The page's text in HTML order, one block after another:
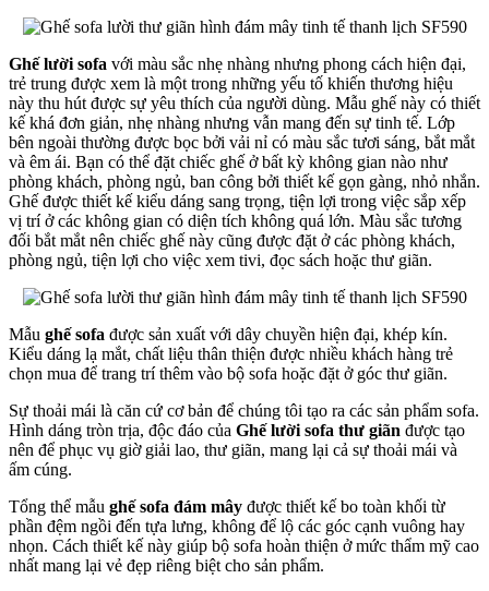
Ghế lười sofa với màu sắc nhẹ nhàng nhưng phong cách hiện đại,
trẻ trung được xem là một trong những yếu tố khiến thương hiệu
này thu hút được sự yêu thích của người dùng. Mẫu ghế này có thiết
kế khá đơn giản, nhẹ nhàng nhưng vẫn mang đến sự tinh tế. Lớp
bên ngoài thường được bọc bởi vải nỉ có màu sắc tươi sáng, bắt mắt
và êm ái. Bạn có thể đặt chiếc ghế ở bất kỳ không gian nào như
phòng khách, phòng ngủ, ban công bởi thiết kế gọn gàng, nhỏ nhắn.
Ghế được thiết kế kiểu dáng sang trọng, tiện lợi trong việc sắp xếp
vị trí ở các không gian có diện tích không quá lớn. Màu sắc tương
đối bắt mắt nên chiếc ghế này cũng được đặt ở các phòng khách,
phòng ngủ, tiện lợi cho việc xem tivi, đọc sách hoặc thư giãn.
Mẫu ghế sofa được sản xuất với dây chuyền hiện đại, khép kín.
Kiểu dáng lạ mắt, chất liệu thân thiện được nhiều khách hàng trẻ
chọn mua để trang trí thêm vào bộ sofa hoặc đặt ở góc thư giãn.
Sự thoải mái là căn cứ cơ bản để chúng tôi tạo ra các sản phẩm sofa.
Hình dáng tròn trịa, độc đáo của Ghế lười sofa thư giãn được tạo
nên để phục vụ giờ giải lao, thư giãn, mang lại cả sự thoải mái và
ấm cúng.
Tổng thể mẫu ghế sofa đám mây được thiết kế bo toàn khối từ
phần đệm ngồi đến tựa lưng, không để lộ các góc cạnh vuông hay
nhọn. Cách thiết kế này giúp bộ sofa hoàn thiện ở mức thẩm mỹ cao
nhất mang lại vẻ đẹp riêng biệt cho sản phẩm.